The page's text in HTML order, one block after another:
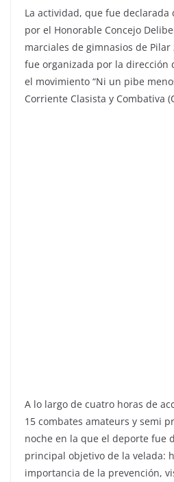
La actividad, que fue
por el Honorable Concejo
marciales de gimnasios de
fue organizada por la dirección
el movimiento “Ni un pibe
Corriente Clasista y Combativa
A lo largo de cuatro horas de
15 combates amateurs y semi
noche en la que el deporte fue
principal objetivo de la velada:
importancia de la prevención,